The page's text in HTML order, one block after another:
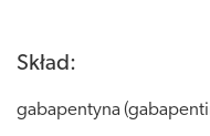
Skład:
gabapentyna